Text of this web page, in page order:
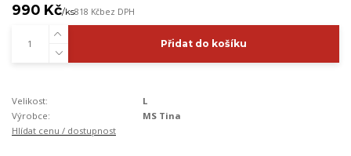
990 Kč/ks818 Kčbez DPH
Přidat do košíku
Velikost:
L
Výrobce:
MS Tina
Hlídat cenu / dostupnost